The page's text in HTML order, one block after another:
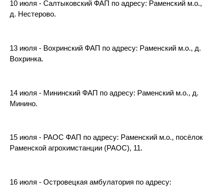
10 июля - Салтыковский ФАП по адресу: Раменский м.о.,
д. Нестерово.
13 июля - Вохринский ФАП по адресу: Раменский м.о., д.
Вохринка.
14 июля - Мининский ФАП по адресу: Раменский м.о., д.
Минино.
15 июля - РАОС ФАП по адресу: Раменский м.о., посёлок
Раменской агрохимстанции (РАОС), 11.
16 июля - Островецкая амбулатория по адресу: